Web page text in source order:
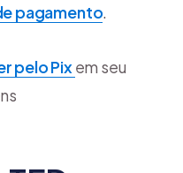
pagamento.
pelo Pixem seu